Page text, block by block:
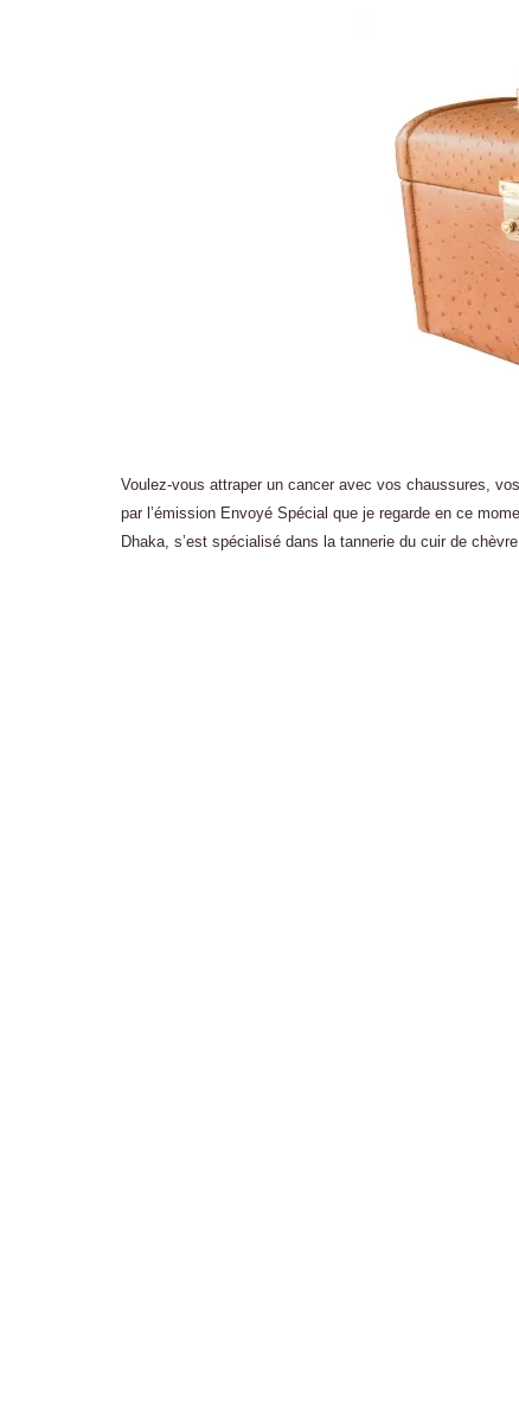
Voulez-vous attraper un cancer avec vos chaussures,
par l’émission Envoyé Spécial que je regarde en ce
Dhaka, s’est spécialisé dans la tannerie du cuir de